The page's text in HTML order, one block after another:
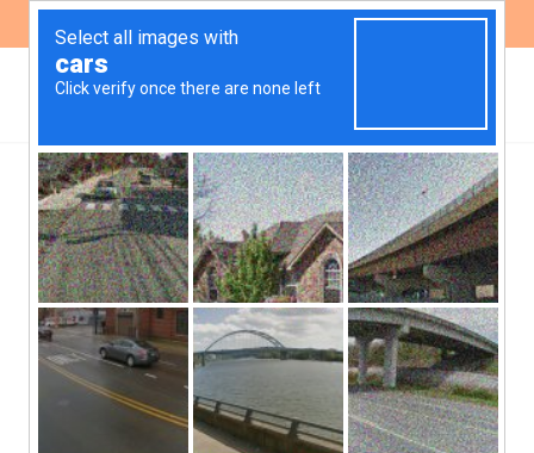
Bosques, género,
ambiente y derechos
humanos en el viaje de
FUNDEPS por el norte de
Argentina